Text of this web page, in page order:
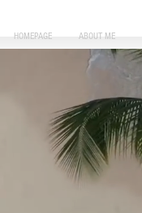
HOMEPAGE ABOUT ME